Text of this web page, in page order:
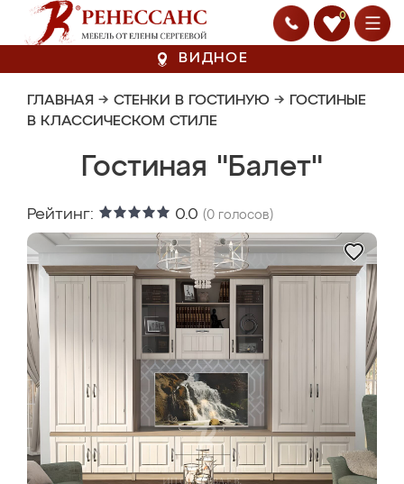
0
ВИДНОЕ
ГЛАВНАЯ → СТЕНКИ В ГОСТИНУЮ → ГОСТИНЫЕ
В КЛАССИЧЕСКОМ СТИЛЕ
Гостиная "Балет"
Рейтинг: 0.0 (0 голосов)